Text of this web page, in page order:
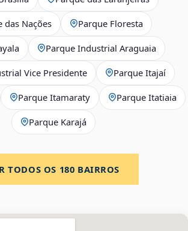
das Nações Parque Floresta
Parque Industrial Araguaia
Vice Presidente Parque Itajaí
Parque Itamaraty Parque Itatiaia
Parque Karajá
TODOS OS 180 BAIRROS